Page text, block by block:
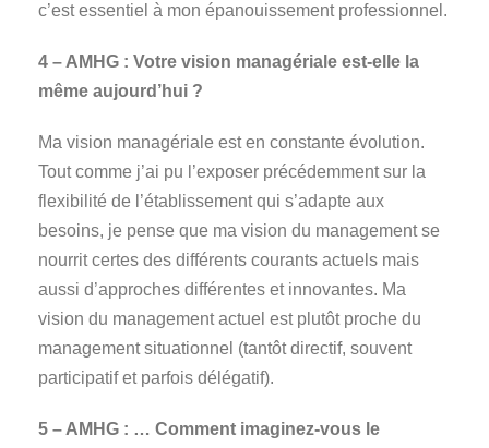
c’est essentiel à mon épanouissement professionnel.
4 – AMHG : Votre vision managériale est-elle la
même aujourd’hui ?
Ma vision managériale est en constante évolution.
Tout comme j’ai pu l’exposer précédemment sur la
flexibilité de l’établissement qui s’adapte aux
besoins, je pense que ma vision du management se
nourrit certes des différents courants actuels mais
aussi d’approches différentes et innovantes. Ma
vision du management actuel est plutôt proche du
management situationnel (tantôt directif, souvent
participatif et parfois délégatif).
5 – AMHG : … Comment imaginez-vous le